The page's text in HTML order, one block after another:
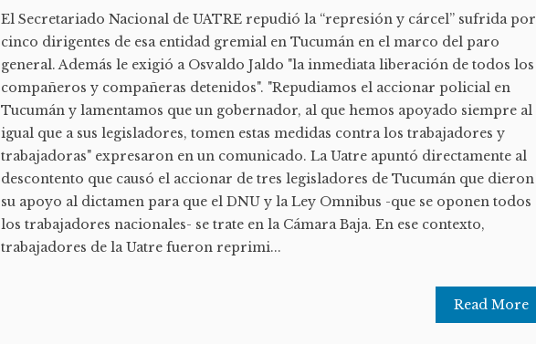
El Secretariado Nacional de UATRE repudió la “represión y cárcel” sufrida por
cinco dirigentes de esa entidad gremial en Tucumán en el marco del paro
general. Además le exigió a Osvaldo Jaldo "la inmediata liberación de todos los
compañeros y compañeras detenidos". "Repudiamos el accionar policial en
Tucumán y lamentamos que un gobernador, al que hemos apoyado siempre al
igual que a sus legisladores, tomen estas medidas contra los trabajadores y
trabajadoras" expresaron en un comunicado. La Uatre apuntó directamente al
descontento que causó el accionar de tres legisladores de Tucumán que dieron
su apoyo al dictamen para que el DNU y la Ley Omnibus -que se oponen todos
los trabajadores nacionales- se trate en la Cámara Baja. En ese contexto,
trabajadores de la Uatre fueron reprimi...
Read More